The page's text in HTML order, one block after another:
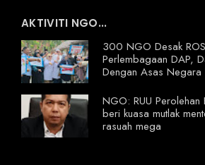
AKTIVITI NGO...
300 NGO Desak
Perlembagaan DAP,
Dengan Asas Negara
NGO: RUU
beri kuasa mutlak
rasuah mega